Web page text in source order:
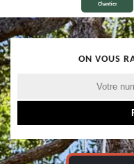
Chantier
ON VOUS